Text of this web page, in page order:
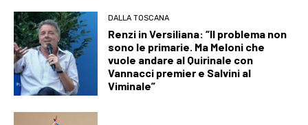
DALLA TOSCANA
Renzi in Versiliana: “Il problema non
sono le primarie. Ma Meloni che
vuole andare al Quirinale con
Vannacci premier e Salvini al
Viminale”